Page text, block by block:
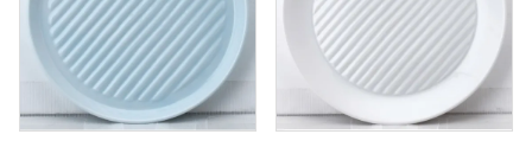
可
※